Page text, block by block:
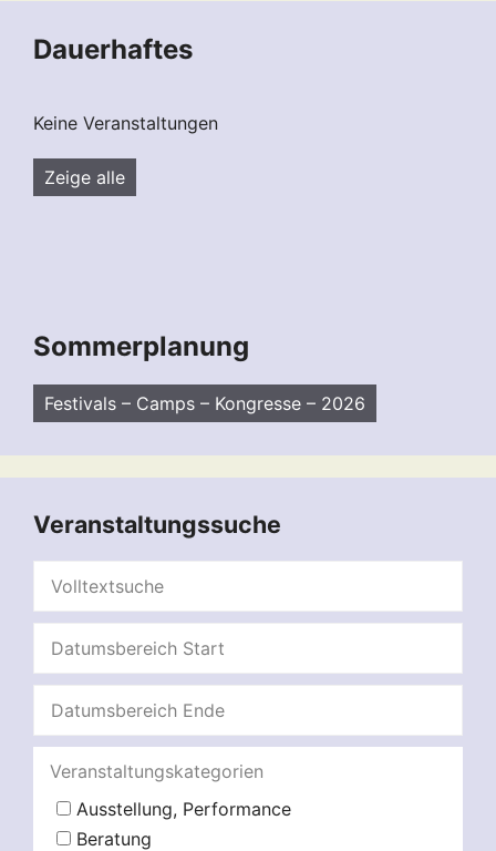
Dauerhaftes
Keine Veranstaltungen
Zeige alle
Sommerplanung
Festivals – Camps – Kongresse – 2026
Veranstaltungssuche
Veranstaltungskategorien
Ausstellung, Performance
Beratung